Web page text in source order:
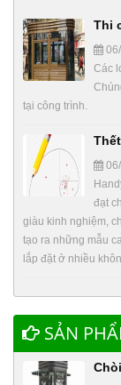
Thi
Các
tại công trình.
đạt
giàu kinh nghiệm,
tạo ra những mẫu
lắp đặt ở nhiều
SẢN